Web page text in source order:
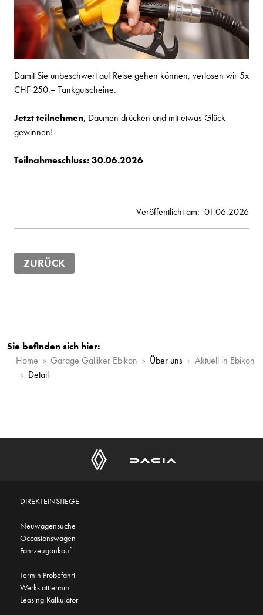
Damit Sie unbeschwert auf Reise gehen können, verlosen wir 5x
CHF 250.– Tankgutscheine.
Jetzt teilnehmen, Daumen drücken und mit etwas Glück
gewinnen!
Teilnahmeschluss: 30.06.2026
Veröffentlicht am: 01.06.2026
ZURÜCK
Sie befinden sich hier:
Home
Garage Galliker Ebikon Über uns
Aktuell in Ebikon
Detail
DIREKTEINSTIEGE
Neuwagensuche
Occasionswagen
Fahrzeugankauf
Termin Probefahrt
Werkstatttermin
Leasing-Kalkulator